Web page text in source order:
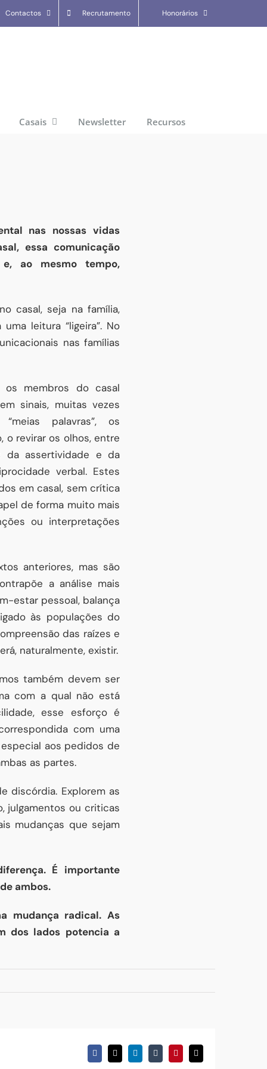
Contactos Recrutamento Honorários
Casais Newsletter Recursos
nas nossas vidas
essa comunicação
ao mesmo tempo,
casal, seja na família,
leitura “ligeira”. No
nas famílias
os membros do casal
sinais, muitas vezes
palavras”, os
o revirar os olhos, entre
da assertividade e da
verbal. Estes
em casal, sem crítica
de forma muito mais
ou interpretações
anteriores, mas são
a análise mais
estar pessoal, balança
às populações do
das raízes e
naturalmente, existir.
também devem ser
com a qual não está
esse esforço é
com uma
aos pedidos de
as partes.
discórdia. Explorem as
julgamentos ou criticas
mudanças que sejam
É importante
ambos.
mudança radical. As
dos lados potencia a
Facebook
X LinkedInTumblrPinterestEmail
(necessário